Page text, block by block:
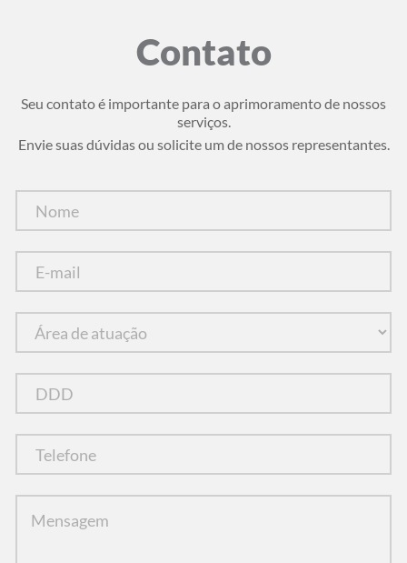
Contato
Seu contato é importante para o aprimoramento de nossos
serviços.
Envie suas dúvidas ou solicite um de nossos representantes.